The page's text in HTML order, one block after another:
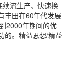
续流生产、快速换
丰田在60年代发展
2000年期间的优
的。精益思想/精益